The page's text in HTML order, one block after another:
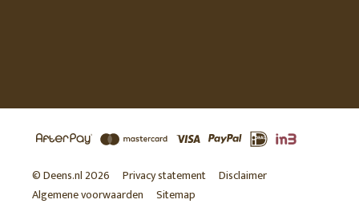
© Deens.nl 2026 Privacy statement
Disclaimer
Algemene voorwaarden
Sitemap